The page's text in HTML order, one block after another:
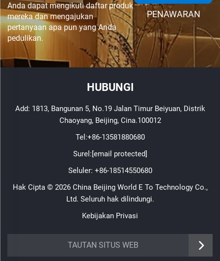
Anda dapat mengikuti daftar produk
mereka dan mengajukan
pertanyaan apa pun yang Anda
pedulikan.
PENAWARAN
HUBUNGI
Add: 1813, Bangunan 5, No.19 Jalan Timur Beiyuan, Distrik
Chaoyang, Beijing, Cina.100012
Tel:+86-13581880680
Surel:[email protected]
Seluler: +86-18514550680
Hak Cipta © 2026 China Beijing World E To Technology Co.,
Ltd. Seluruh hak dilindungi.
Kebijakan Privasi
TAUTAN SITUS WEB